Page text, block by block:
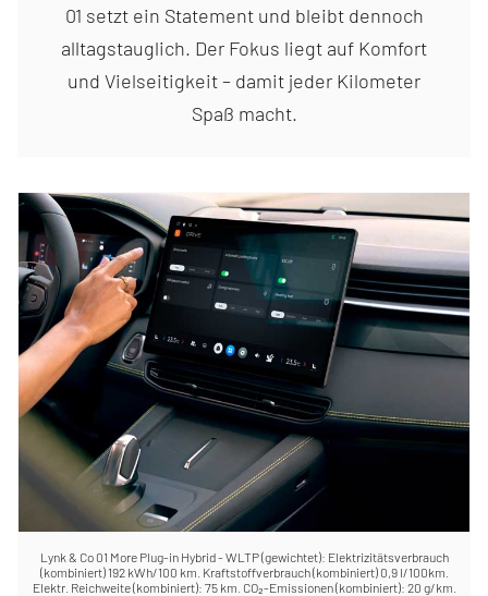
01 setzt ein Statement und bleibt dennoch
alltagstauglich. Der Fokus liegt auf Komfort
und Vielseitigkeit – damit jeder Kilometer
Spaß macht.
Lynk & Co 01 More Plug-in Hybrid - WLTP (gewichtet): Elektrizitätsverbrauch
(kombiniert) 192 kWh/100 km. Kraftstoffverbrauch (kombiniert) 0,9 l/100km.
Elektr. Reichweite (kombiniert): 75 km. CO₂-Emissionen (kombiniert): 20 g/km.